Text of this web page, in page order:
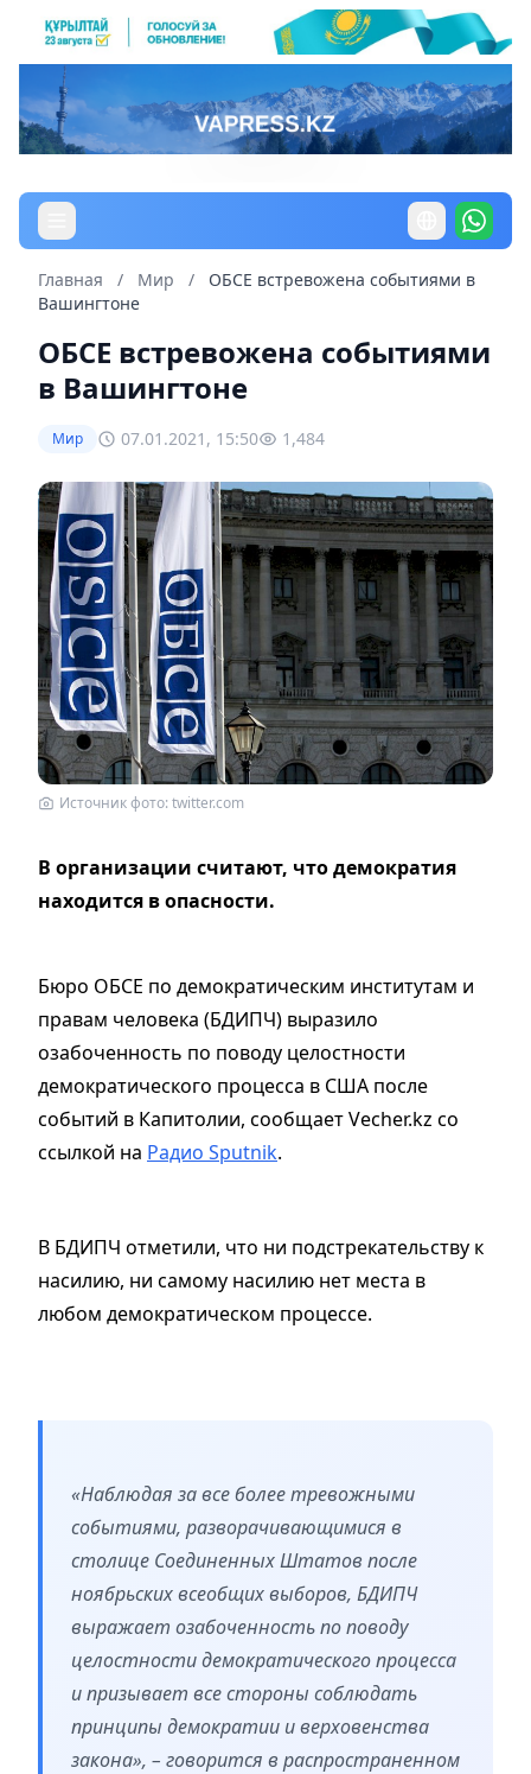
Главная / Мир /
ОБСЕ встревожена событиями в
Вашингтоне
ОБСЕ встревожена событиями
в Вашингтоне
Мир 07.01.2021, 15:50 1,484
Источник фото: twitter.com
В организации считают, что демократия
находится в опасности.
Бюро ОБСЕ по демократическим институтам и
правам человека (БДИПЧ) выразило
озабоченность по поводу целостности
демократического процесса в США после
событий в Капитолии, сообщает Vecher.kz со
ссылкой на Радио Sputnik.
В БДИПЧ отметили, что ни подстрекательству к
насилию, ни самому насилию нет места в
любом демократическом процессе.
«Наблюдая за все более тревожными
событиями, разворачивающимися в
столице Соединенных Штатов после
ноябрьских всеобщих выборов, БДИПЧ
выражает озабоченность по поводу
целостности демократического процесса
и призывает все стороны соблюдать
принципы демократии и верховенства
закона», – говорится в распространенном